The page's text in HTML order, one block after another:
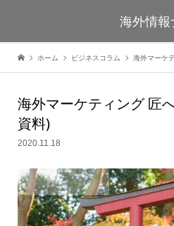
海外情報
ホーム ビジネスコラム 海外マーケ
海外マーケティング
資料)
2020.11.18
ビジネスコラム